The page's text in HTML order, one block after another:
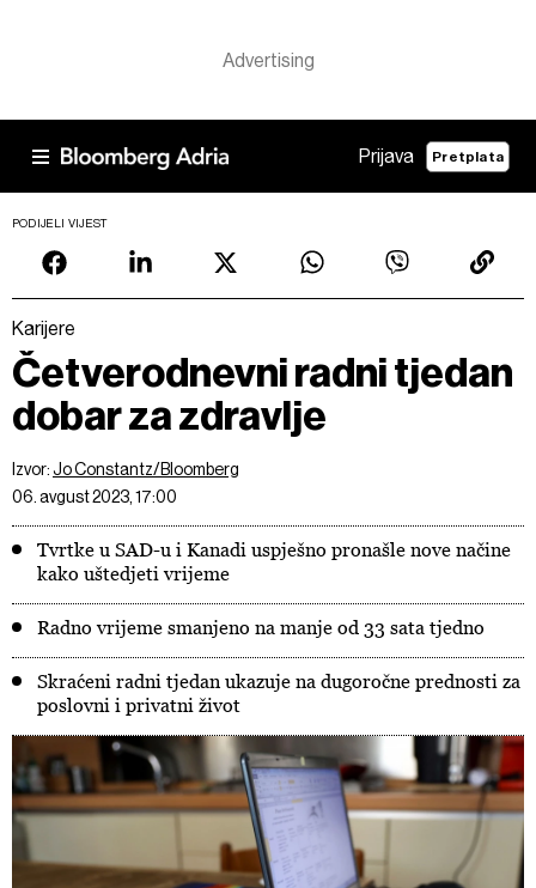
Prijava Pretplata
PODIJELI VIJEST
Karijere
Četverodnevni radni tjedan
dobar za zdravlje
Izvor:Jo Constantz/Bloomberg
06. avgust 2023, 17:00
Tvrtke u SAD-u i Kanadi uspješno pronašle nove načine
kako uštedjeti vrijeme
Radno vrijeme smanjeno na manje od 33 sata tjedno
Skraćeni radni tjedan ukazuje na dugoročne prednosti za
poslovni i privatni život